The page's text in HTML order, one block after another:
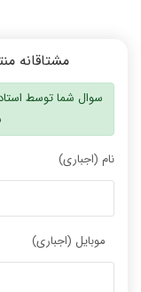
مشتاقانه
سوال شما توسط
نام (اجباری)
موبایل (اجباری)